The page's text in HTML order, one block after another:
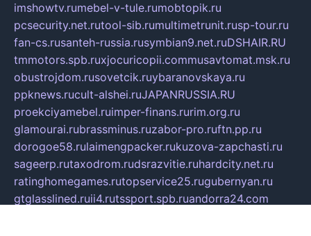
imshowtv.rumebel-v-tule.rumobtopik.ru
pcsecurity.net.rutool-sib.rumultimetrunit.rusp-tour.ru
fan-cs.rusanteh-russia.rusymbian9.net.ruDSHAIR.RU
tmmotors.spb.ruxjocuricopii.commusavtomat.msk.ru
obustrojdom.rusovetcik.ruybaranovskaya.ru
ppknews.rucult-alshei.ruJAPANRUSSIA.RU
proekciyamebel.ruimper-finans.rurim.org.ru
glamourai.rubrassminus.ruzabor-pro.ruftn.pp.ru
dorogoe58.rulaimengpacker.rukuzova-zapchasti.ru
sageerp.rutaxodrom.rudsrazvitie.ruhardcity.net.ru
ratinghomegames.rutopservice25.rugubernyan.ru
gtglasslined.ruii4.rutssport.spb.ruandorra24.com